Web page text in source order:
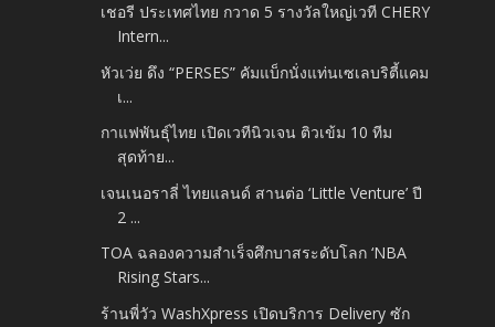
เชอรี ประเทศไทย กวาด 5 รางวัลใหญ่เวที CHERY
Intern...
หัวเว่ย ดึง “PERSES” คัมแบ็กนั่งแท่นเซเลบริตี้แคม
เ...
กาแฟพันธุ์ไทย เปิดเวทีนิวเจน ติวเข้ม 10 ทีม
สุดท้าย...
เจนเนอราลี่ ไทยแลนด์ สานต่อ ‘Little Venture’ ปี
2 ...
TOA ฉลองความสำเร็จศึกบาสระดับโลก ‘NBA
Rising Stars...
ร้านพี่วัว WashXpress เปิดบริการ Delivery ซัก